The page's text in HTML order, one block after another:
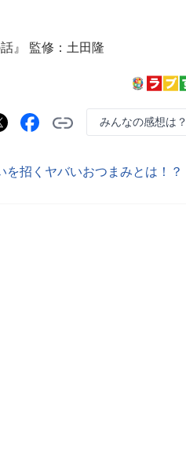
』 監修：土田隆
みんなの感想は？